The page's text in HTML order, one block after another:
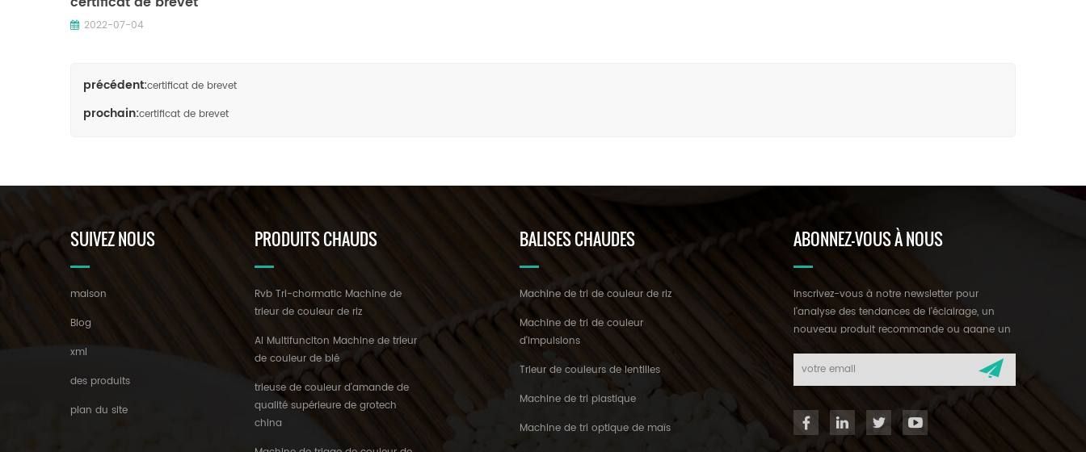
2022-07-04
précédent:certificat de brevet
prochain:certificat de brevet
SUIVEZ NOUS
maison
Blog
xml
des produits
plan du site
PRODUITS CHAUDS
Rvb Tri-chormatic Machine de
trieur de couleur de riz
AI Multifunciton Machine de trieur
de couleur de blé
trieuse de couleur d'amande de
qualité supérieure de grotech
china
BALISES CHAUDES
Machine de tri de couleur de riz
Machine de tri de couleur
d'impulsions
Trieur de couleurs de lentilles
Machine de tri plastique
Machine de tri optique de maïs
ABONNEZ-VOUS À NOUS
inscrivez-vous à notre newsletter pour
l'analyse des tendances de l'éclairage, un
nouveau produit recommande ou gagne un